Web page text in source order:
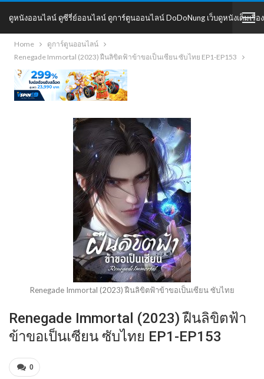
ดูหนังออนไลน์ ดูซีรี่ย์ออนไลน์ ดูการ์ตูนออนไลน์ DoDoNung เว็บดูหนังเต็มเรื่อง
DoDoNung
Home
ดูการ์ตูนออนไลน์
Renegade Immortal (2023) ฝืนลิขิตฟ้าข้าขอเป็นเซียน ซับไทย EP1-EP153
Renegade Immortal (2023) ฝืนลิขิตฟ้าข้าขอเป็นเซียน ซับไทย
Renegade Immortal (2023) ฝืนลิขิตฟ้า
ข้าขอเป็นเซียน ซับไทย EP1-EP153
0